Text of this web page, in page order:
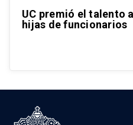
UC premió el talento
hijas de funcionarios